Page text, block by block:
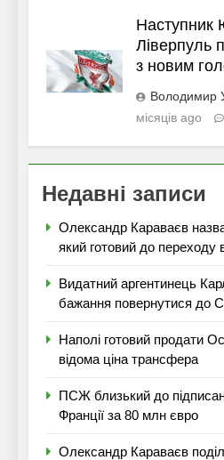
Наступник
Ліверпуль
з новим
Володимир
місяців ago
Недавні записи
Олександр Караваєв
який готовий до переходу
Видатний аргентинець
бажання повернутися до
Наполі готовий продати
відома ціна трансфера
ПСЖ близький до
Франції за 80 млн євро
Олександр Караваєв